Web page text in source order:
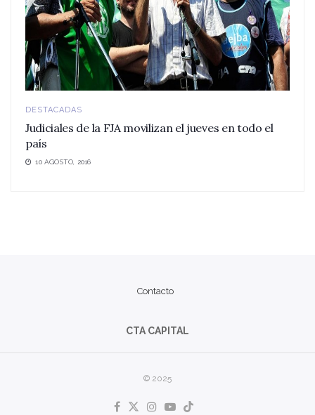
DESTACADAS
Judiciales de la FJA movilizan el jueves en todo el
país
10 AGOSTO, 2016
Contacto
CTA CAPITAL
© 2025